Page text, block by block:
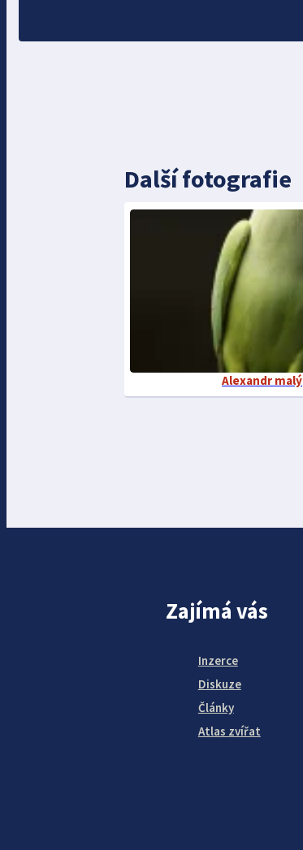
Další fotografie
Alexandr malý
Zajímá vás
Inzerce
Diskuze
Články
Atlas zvířat